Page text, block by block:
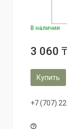
В наличии
3 060 ₸
Купить
+7 (707)